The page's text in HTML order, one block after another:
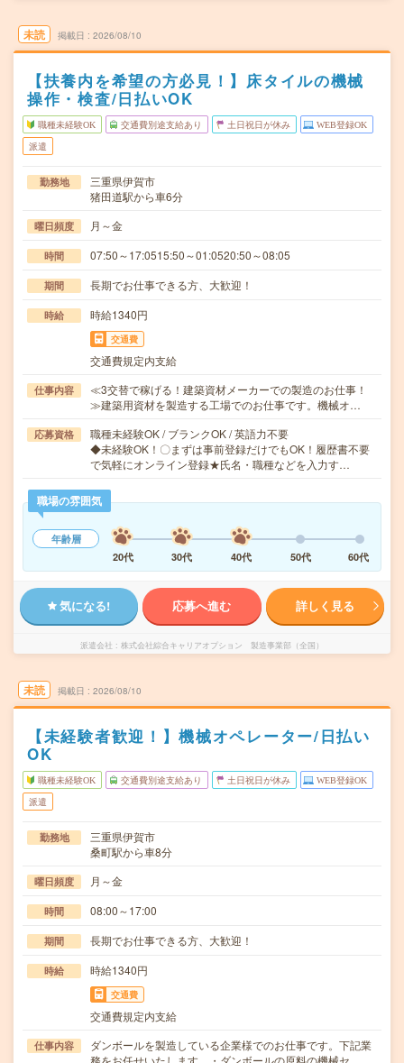
未読 掲載日 2026/08/10
【扶養内を希望の方必見！】床タイルの機械
操作・検査/日払いOK
職種未経験OK 交通費別途支給あり 土日祝日が休み WEB登録OK
派遣
勤務地
三重県伊賀市
猪田道駅から車6分
曜日頻度 月～金
時間 07:50～17:0515:50～01:0520:50～08:05
期間 長期でお仕事できる方、大歓迎！
時給 時給1340円
交通費
交通費規定内支給
仕事内容
≪3交替で稼げる！建築資材メーカーでの製造のお仕事！
≫建築用資材を製造する工場でのお仕事です。機械オ…
応募資格
職種未経験OK / ブランクOK / 英語力不要
◆未経験OK！〇まずは事前登録だけでもOK！履歴書不要
で気軽にオンライン登録★氏名・職種などを入力す…
職場の雰囲気
年齢層
20代
30代 40代 50代 60代
気になる! 応募へ進む 詳しく見る
派遣会社 株式会社綜合キャリアオプション 製造事業部（全国）
未読 掲載日 2026/08/10
【未経験者歓迎！】機械オペレーター/日払い
OK
職種未経験OK 交通費別途支給あり 土日祝日が休み WEB登録OK
派遣
勤務地
三重県伊賀市
桑町駅から車8分
曜日頻度 月～金
時間 08:00～17:00
期間 長期でお仕事できる方、大歓迎！
時給 時給1340円
交通費
交通費規定内支給
仕事内容
ダンボールを製造している企業様でのお仕事です。下記業
務をお任せいたします。・ダンボールの原料の機械セ…